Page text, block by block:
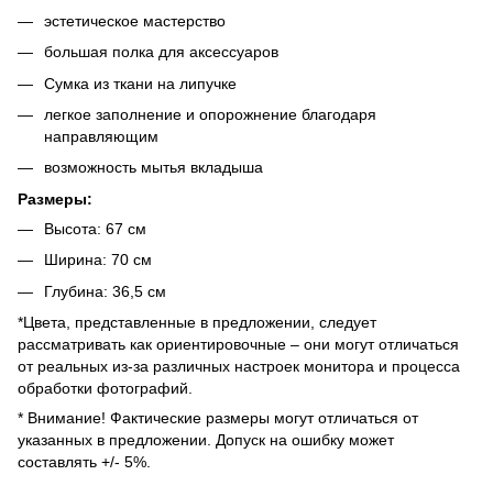
эстетическое мастерство
большая полка для аксессуаров
Сумка из ткани на липучке
легкое заполнение и опорожнение благодаря
направляющим
возможность мытья вкладыша
Размеры:
Высота: 67 см
Ширина: 70 см
Глубина: 36,5 см
*Цвета, представленные в предложении, следует
рассматривать как ориентировочные – они могут отличаться
от реальных из-за различных настроек монитора и процесса
обработки фотографий.
* Внимание! Фактические размеры могут отличаться от
указанных в предложении. Допуск на ошибку может
составлять +/- 5%.